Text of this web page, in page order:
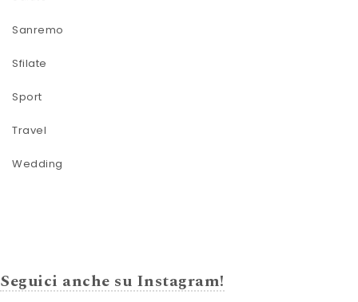
Sanremo
Sfilate
Sport
Travel
Wedding
Seguici anche su Instagram!